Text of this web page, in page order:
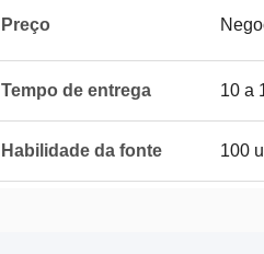
Preço
Tempo de entrega 10 a
Habilidade da fonte 100